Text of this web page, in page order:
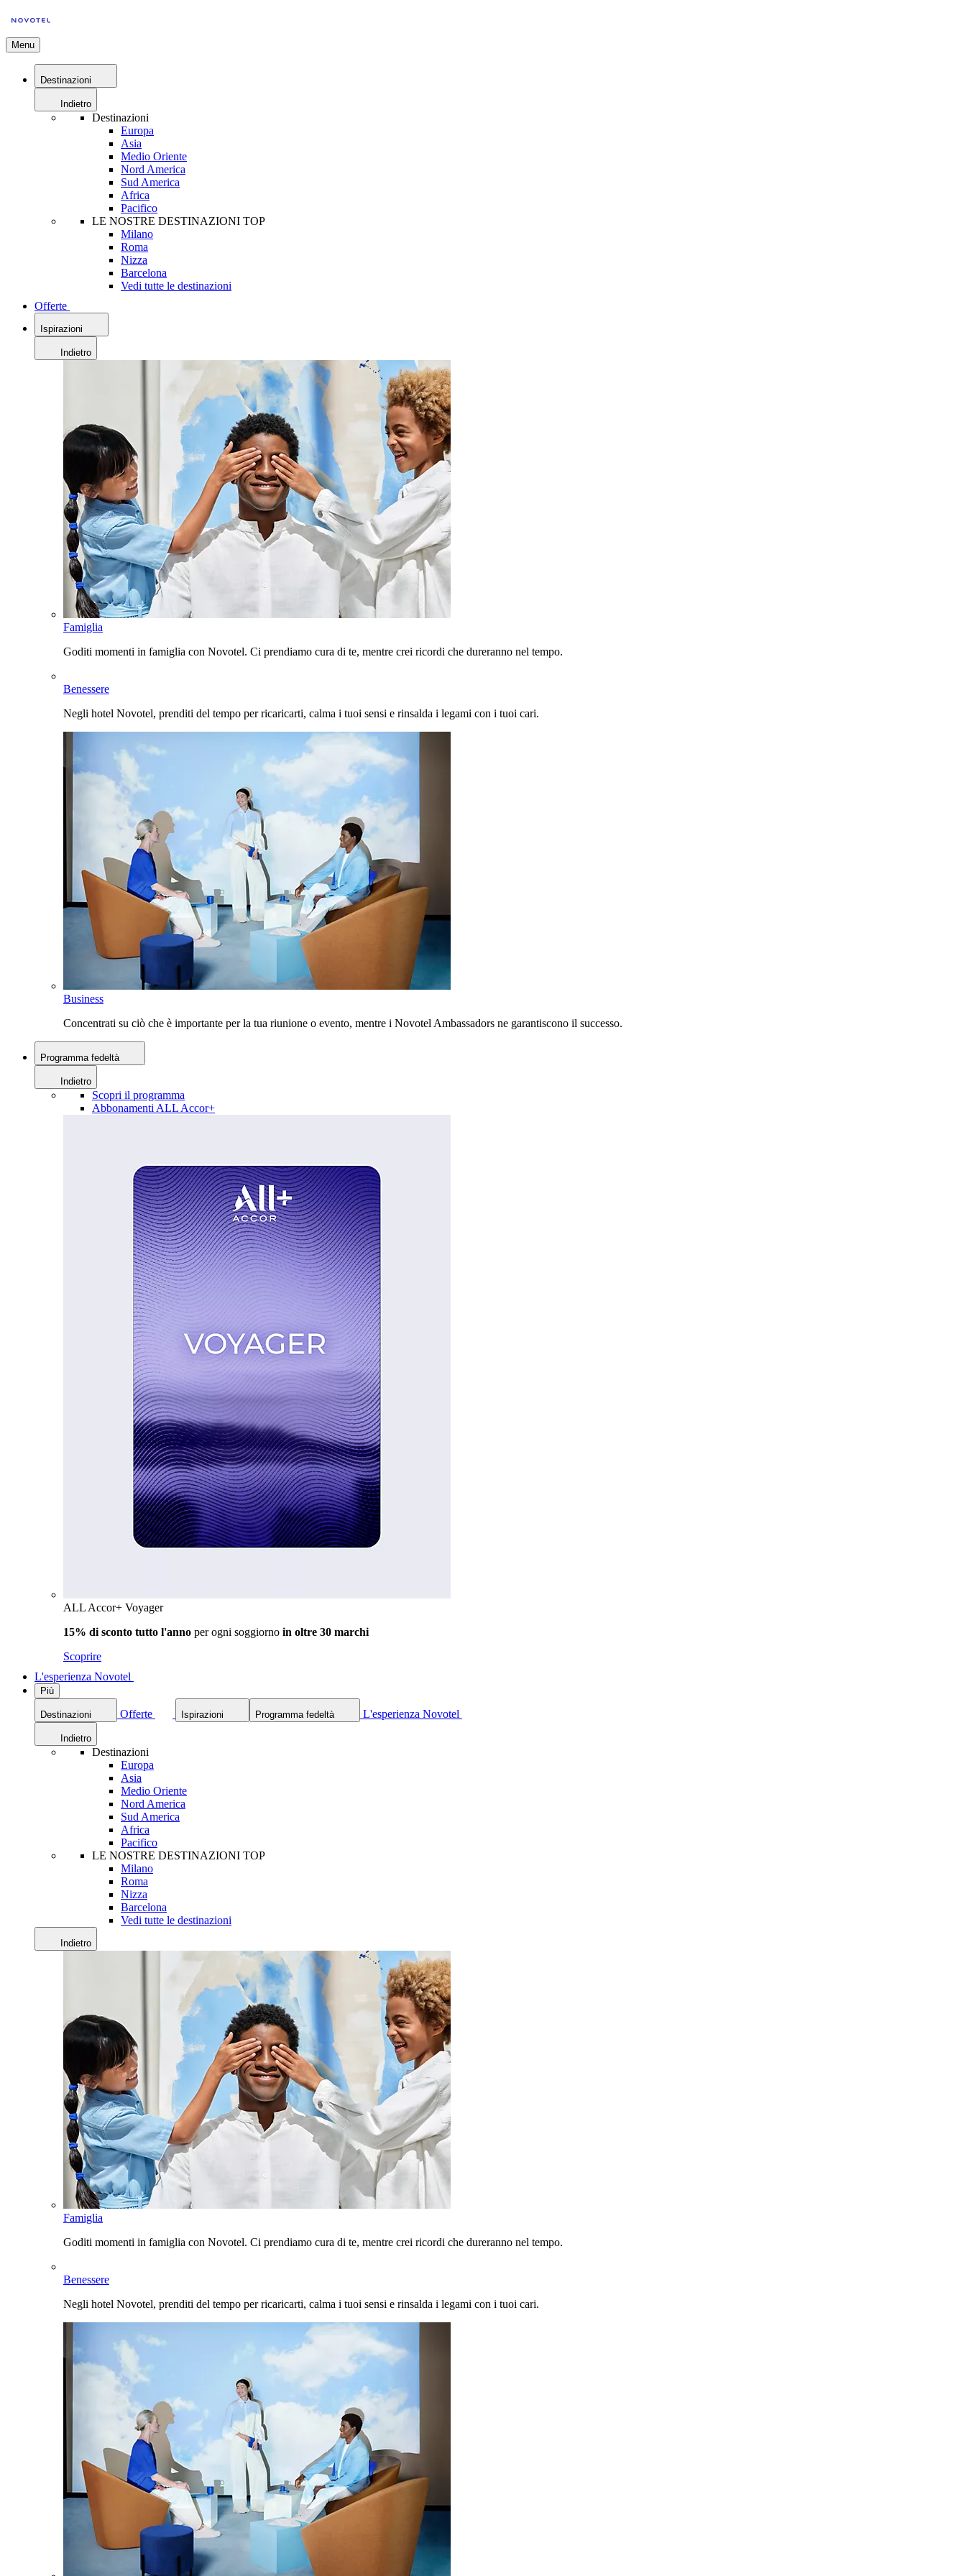
Menu
Destinazioni
Indietro
Destinazioni
Europa
Asia
Medio Oriente
Nord America
Sud America
Africa
Pacifico
LE NOSTRE DESTINAZIONI TOP
Milano
Roma
Nizza
Barcelona
Vedi tutte le destinazioni
Offerte
Ispirazioni
Indietro
Famiglia
Goditi momenti in famiglia con Novotel. Ci prendiamo cura di te, mentre crei ricordi che dureranno nel tempo.
Benessere
Negli hotel Novotel, prenditi del tempo per ricaricarti, calma i tuoi sensi e rinsalda i legami con i tuoi cari.
Business
Concentrati su ciò che è importante per la tua riunione o evento, mentre i Novotel Ambassadors ne garantiscono il successo.
Programma fedeltà
Indietro
Scopri il programma
Abbonamenti ALL Accor+
ALL Accor+ Voyager
15% di sconto tutto l'anno per ogni soggiorno in oltre 30 marchi
Scoprire
L'esperienza Novotel
Più
Destinazioni Offerte Ispirazioni Programma fedeltà L'esperienza Novotel
Indietro
Destinazioni
Europa
Asia
Medio Oriente
Nord America
Sud America
Africa
Pacifico
LE NOSTRE DESTINAZIONI TOP
Milano
Roma
Nizza
Barcelona
Vedi tutte le destinazioni
Indietro
Famiglia
Goditi momenti in famiglia con Novotel. Ci prendiamo cura di te, mentre crei ricordi che dureranno nel tempo.
Benessere
Negli hotel Novotel, prenditi del tempo per ricaricarti, calma i tuoi sensi e rinsalda i legami con i tuoi cari.